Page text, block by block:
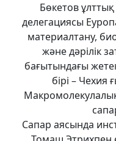
Бөкетов ұлттық
делегациясы
материалтану,
және дәрілік
бағытындағы
бірі –
Сапар аясында